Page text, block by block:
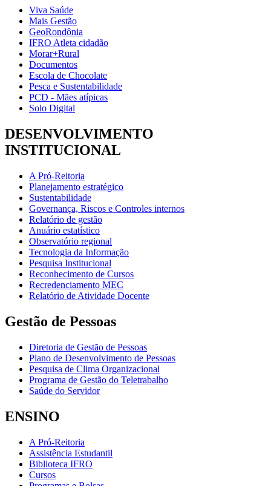
Viva Saúde
Mais Gestão
GeoRondônia
IFRO Atleta cidadão
Morar+Rural
Documentos
Escola de Chocolate
Pesca e Sustentabilidade
PCD - Mães atípicas
Solo Digital
DESENVOLVIMENTO
INSTITUCIONAL
A Pró-Reitoria
Planejamento estratégico
Sustentabilidade
Governança, Riscos e Controles internos
Relatório de gestão
Anuário estatístico
Observatório regional
Tecnologia da Informação
Pesquisa Institucional
Reconhecimento de Cursos
Recredenciamento MEC
Relatório de Atividade Docente
Gestão de Pessoas
Diretoria de Gestão de Pessoas
Plano de Desenvolvimento de Pessoas
Pesquisa de Clima Organizacional
Programa de Gestão do Teletrabalho
Saúde do Servidor
ENSINO
A Pró-Reitoria
Assistência Estudantil
Biblioteca IFRO
Cursos